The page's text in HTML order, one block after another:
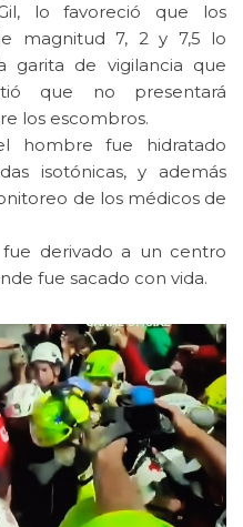
lo favoreció que los
magnitud 7, 2 y 7,5 lo
garita de vigilancia que
que no presentará
los escombros.
hombre fue hidratado
isotónicas, y además
de los médicos de
derivado a un centro
fue sacado con vida.